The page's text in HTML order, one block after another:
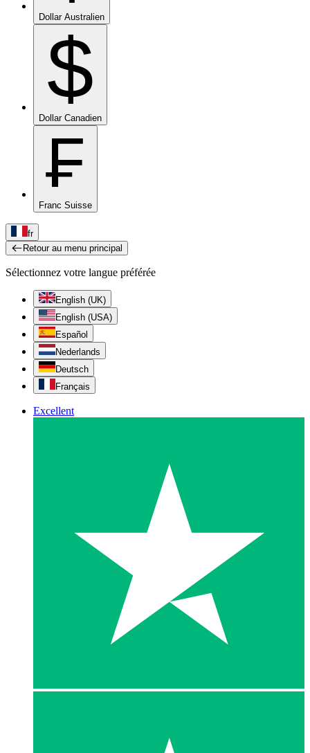
Dollar Australien
$
Dollar Canadien
₣
Franc Suisse
fr
Retour au menu principal
Sélectionnez votre langue préférée
English (UK)
English (USA)
Español
Nederlands
Deutsch
Français
Excellent